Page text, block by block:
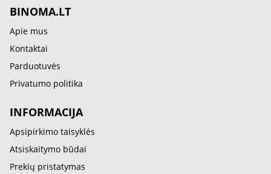
BINOMA.LT
Apie mus
Kontaktai
Parduotuvės
Privatumo politika
INFORMACIJA
Apsipirkimo taisyklės
Atsiskaitymo būdai
Prekių pristatymas